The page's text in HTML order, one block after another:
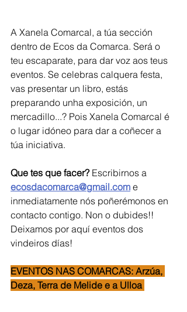
A Xanela Comarcal, a túa sección
dentro de Ecos da Comarca. Será o
teu escaparate, para dar voz aos teus
eventos. Se celebras calquera festa,
vas presentar un libro, estás
preparando unha exposición, un
mercadillo...? Pois Xanela Comarcal é
o lugar idóneo para dar a coñecer a
túa iniciativa.
Que tes que facer? Escribirnos a
ecosdacomarca@gmail.com e
inmediatamente nós poñerémonos en
contacto contigo. Non o dubides!!
Deixamos por aquí eventos dos
vindeiros días!
EVENTOS NAS COMARCAS: Arzúa,
Deza, Terra de Melide e a Ulloa